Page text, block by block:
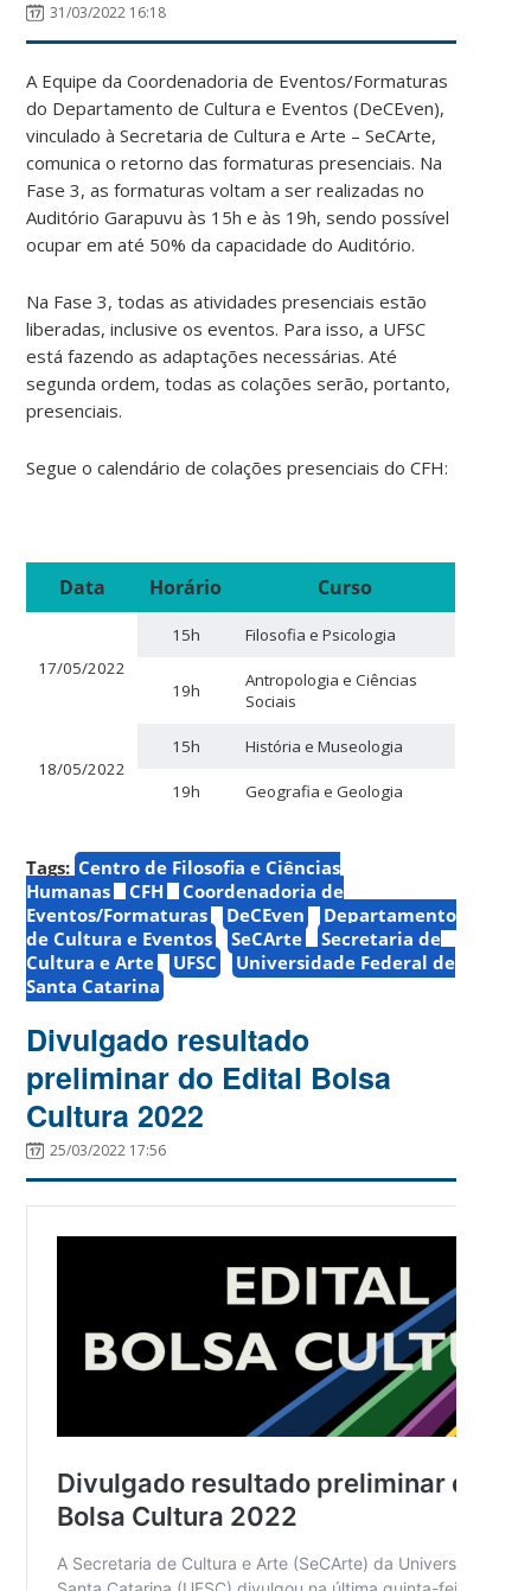
31/03/2022 16:18
A Equipe da Coordenadoria de Eventos/Formaturas
do Departamento de Cultura e Eventos (DeCEven),
vinculado à Secretaria de Cultura e Arte – SeCArte,
comunica o retorno das formaturas presenciais. Na
Fase 3, as formaturas voltam a ser realizadas no
Auditório Garapuvu às 15h e às 19h, sendo possível
ocupar em até 50% da capacidade do Auditório.
Na Fase 3, todas as atividades presenciais estão
liberadas, inclusive os eventos. Para isso, a UFSC
está fazendo as adaptações necessárias. Até
segunda ordem, todas as colações serão, portanto,
presenciais.
Segue o calendário de colações presenciais do CFH:
Data Horário Curso
17/05/2022
15h Filosofia e Psicologia
19h
Antropologia e Ciências
Sociais
18/05/2022
15h História e Museologia
19h Geografia e Geologia
Tags: Centro de Filosofia e Ciências
Humanas
CFH
Coordenadoria de
Eventos/Formaturas
DeCEven
Departamento
de Cultura e Eventos
SeCArte
Secretaria de
Cultura e Arte
UFSC
Universidade Federal de
Santa Catarina
Divulgado resultado
preliminar do Edital Bolsa
Cultura 2022
25/03/2022 17:56